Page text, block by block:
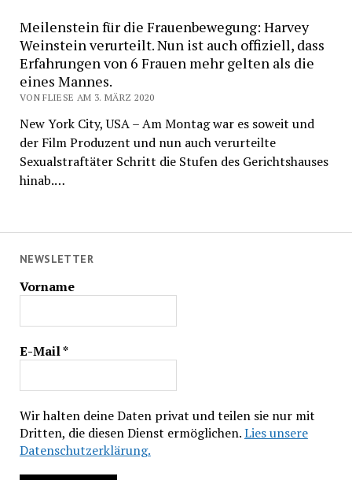
NEWSLETTER
Vorname
E-Mail*
Wir halten deine Daten privat und teilen sie nur mit
Dritten, die diesen Dienst ermöglichen.Lies unsere
Datenschutzerklärung.
Meilenstein für die Frauenbewegung: Harvey
Weinstein verurteilt. Nun ist auch offiziell, dass
Erfahrungen von 6 Frauen mehr gelten als die
eines Mannes.
VON FLIESE AM 3. MÄRZ 2020
New York City, USA – Am Montag war es soweit und
der Film Produzent und nun auch verurteilte
Sexualstraftäter Schritt die Stufen des Gerichtshauses
hinab.…